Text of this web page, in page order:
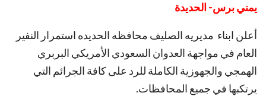
يمني برس- الحديدة
أعلن ابناء مديريه الصليف محافظه الحديده استمرار النفير
العام في مواجهة العدوان السعودي الأمريكي البربري
الهمجي والجهوزية الكاملة للرد على كافة الجرائم التي
يرتكبها في جميع المحافظات.